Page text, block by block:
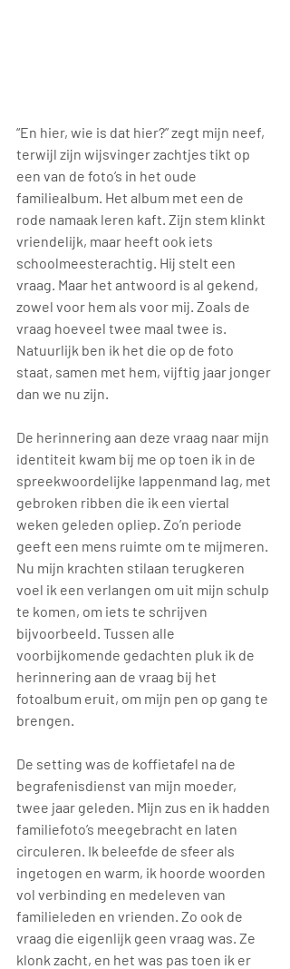
“En hier, wie is dat hier?” zegt mijn neef,
terwijl zijn wijsvinger zachtjes tikt op
een van de foto’s in het oude
familiealbum. Het album met een de
rode namaak leren kaft. Zijn stem klinkt
vriendelijk, maar heeft ook iets
schoolmeesterachtig. Hij stelt een
vraag. Maar het antwoord is al gekend,
zowel voor hem als voor mij. Zoals de
vraag hoeveel twee maal twee is.
Natuurlijk ben ik het die op de foto
staat, samen met hem, vijftig jaar jonger
dan we nu zijn.
De herinnering aan deze vraag naar mijn
identiteit kwam bij me op toen ik in de
spreekwoordelijke lappenmand lag, met
gebroken ribben die ik een viertal
weken geleden opliep. Zo’n periode
geeft een mens ruimte om te mijmeren.
Nu mijn krachten stilaan terugkeren
voel ik een verlangen om uit mijn schulp
te komen, om iets te schrijven
bijvoorbeeld. Tussen alle
voorbijkomende gedachten pluk ik de
herinnering aan de vraag bij het
fotoalbum eruit, om mijn pen op gang te
brengen.
De setting was de koffietafel na de
begrafenisdienst van mijn moeder,
twee jaar geleden. Mijn zus en ik hadden
familiefoto’s meegebracht en laten
circuleren. Ik beleefde de sfeer als
ingetogen en warm, ik hoorde woorden
vol verbinding en medeleven van
familieleden en vrienden. Zo ook de
vraag die eigenlijk geen vraag was. Ze
klonk zacht, en het was pas toen ik er